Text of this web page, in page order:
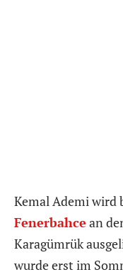
Kemal Ademi wird
Fenerbahce an
Karagümrük
wurde erst im